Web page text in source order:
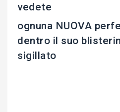
vedete
ognuna NUOVA
dentro il suo
sigillato